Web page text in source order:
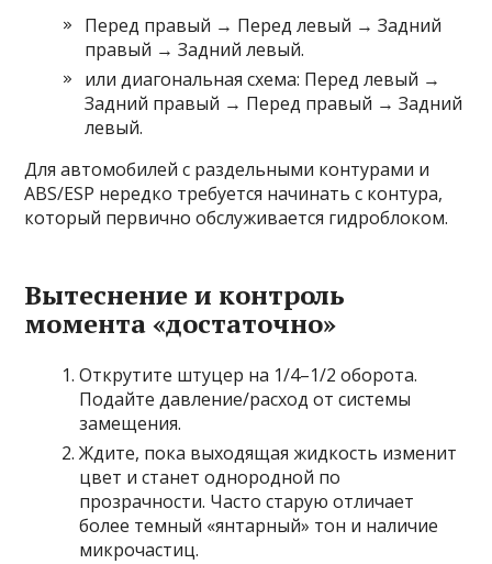
Перед правый → Перед левый → Задний
правый → Задний левый.
или диагональная схема: Перед левый →
Задний правый → Перед правый → Задний
левый.
Для автомобилей с раздельными контурами и
ABS/ESP нередко требуется начинать с контура,
который первично обслуживается гидроблоком.
Вытеснение и контроль
момента «достаточно»
Открутите штуцер на 1/4–1/2 оборота.
Подайте давление/расход от системы
замещения.
Ждите, пока выходящая жидкость изменит
цвет и станет однородной по
прозрачности. Часто старую отличает
более темный «янтарный» тон и наличие
микрочастиц.